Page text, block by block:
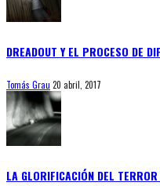
DREADOUT Y EL PROCESO DE
Tomás Grau 20 abril, 2017
LA GLORIFICACIÓN DEL